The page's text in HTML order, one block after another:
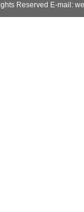
Reserved E-mail: